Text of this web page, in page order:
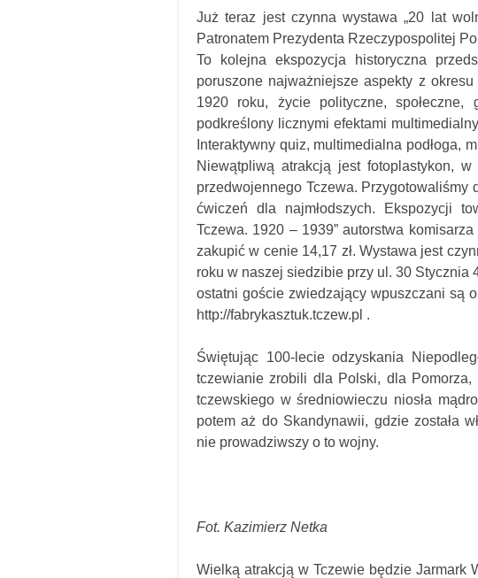
Już teraz jest czynna wystawa „20 lat
Patronatem Prezydenta Rzeczypospolitej
To kolejna ekspozycja historyczna
poruszone najważniejsze aspekty z
1920 roku, życie polityczne, społeczne,
podkreślony licznymi efektami
Interaktywny quiz, multimedialna podłoga,
Niewątpliwą atrakcją jest fotoplastykon,
przedwojennego Tczewa.
ćwiczeń dla najmłodszych. Ekspozycji
Tczewa. 1920 – 1939” autorstwa
zakupić w cenie 14,17 zł. Wystawa jest
roku w naszej siedzibie przy ul. 30 Stycznia
ostatni goście zwiedzający wpuszczani są
http://fabrykasztuk.tczew.pl .
Świętując 100-lecie odzyskania
tczewianie zrobili dla Polski, dla
tczewskiego w średniowieczu niosła
potem aż do Skandynawii, gdzie została
nie prowadziwszy o to wojny.
Fot. Kazimierz Netka
Wielką atrakcją w Tczewie będzie Jarmark